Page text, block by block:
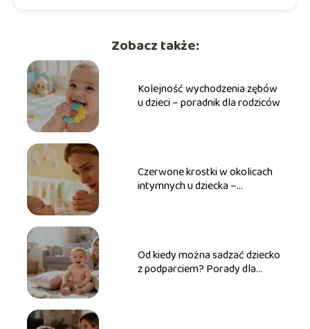
Zobacz także:
Kolejność wychodzenia zębów
u dzieci – poradnik dla rodziców
Czerwone krostki w okolicach
intymnych u dziecka –
Od kiedy można sadzać dziecko
z podparciem? Porady dla